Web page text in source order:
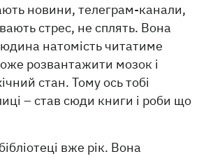
новини, телеграм-канали,
стрес, не сплять. Вона
натомість читатиме
розвантажити мозок і
стан. Тому ось тобі
– став сюди книги і роби що
вже рік. Вона